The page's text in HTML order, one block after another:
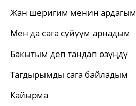
Жан шеригим менин ардагым
Мен да сага сүйүүм арнадым
Бакытым деп тандап өзүңдү
Тагдырымды сага байладым
Кайырма